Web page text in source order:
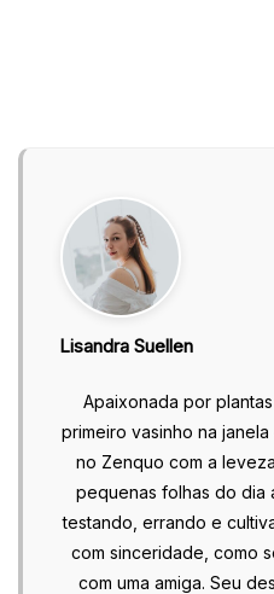
Lisandra Suellen
Apaixonada por
primeiro vasinho na
no Zenquo com a
pequenas folhas do dia
testando, errando e
com sinceridade, como
com uma amiga. Seu